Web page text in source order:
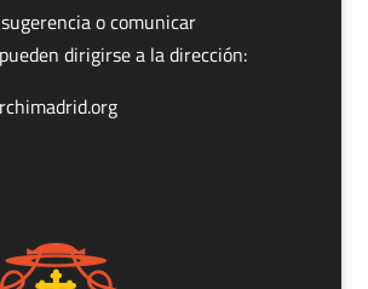
o comunicar
dirigirse a la dirección: